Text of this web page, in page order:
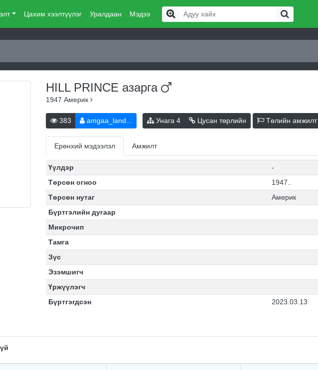
Цахим хээлтүүлэг Уралдаан Мэдээ
HILL PRINCE азарга
1947 Америк
383 amgaa_land... Унага 4 Цусан төрлийн Төлийн амжилт
Ерөнхий мэдээлэл Амжилт
Үүлдэр
-
Төрсөн огноо
1947..
Төрсөн нутаг
Америк
Бүртгэлийн дугаар
Микрочип
Тамга
Зүс
Эзэмшигч
Үржүүлэгч
Бүртгэгдсэн
2023.03.13